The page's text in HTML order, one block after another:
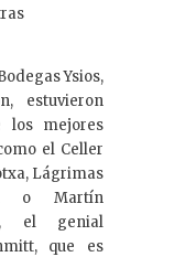
Ysios,
estuvieron
los mejores
el Celler
Lágrimas
o Martín
el genial
que es